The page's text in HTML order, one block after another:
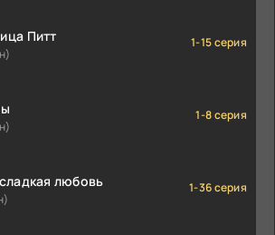
Питт 1-15 серия
1-8 серия
любовь 1-36 серия